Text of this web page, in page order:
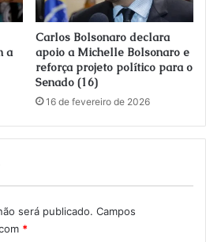
a
Carlos Bolsonaro declara
apoio a Michelle Bolsonaro e
reforça projeto político para o
Senado (16)
16 de fevereiro de 2026
será publicado. Campos
*